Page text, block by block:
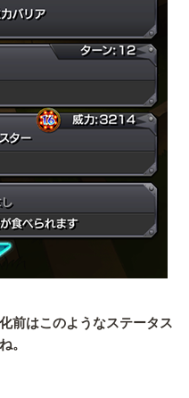
前はこのようなステータス
。